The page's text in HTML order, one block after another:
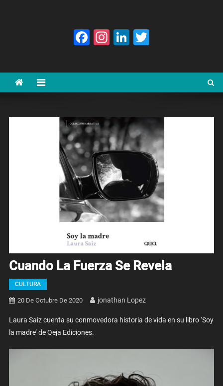
Facebook
Instagram
LinkedIn
Cuando La Fuerza Se Revela
CULTURA
20 De Octubre De 2020 Jonathan Lopez
Laura Saiz cuenta su conmovedora historia de vida en su libro ‘Soy
la madre’ de Qeja Ediciones.